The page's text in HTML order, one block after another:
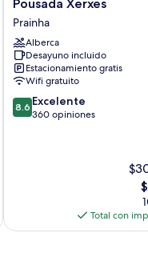
Xerxes
Prainha
Pousada Xerxes
Prainha
Alberca
Desayuno incluido
Estacionamiento gratis
Wifi gratuito
8.6
de
8.6 Excelente
360 opiniones
El
Total con